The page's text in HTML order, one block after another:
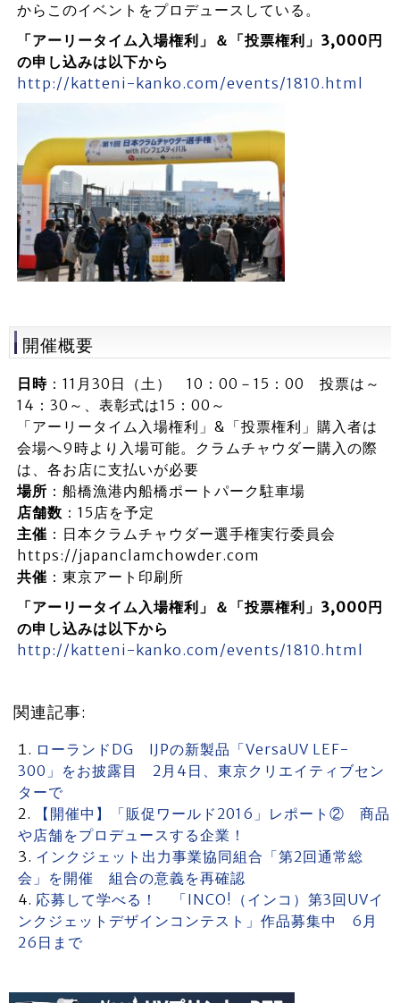
からこのイベントをプロデュースしている。
「アーリータイム入場権利」＆「投票権利」3,000円
の申し込みは以下から
http://katteni-kanko.com/events/1810.html
開催概要
日時：11月30日（土） 10：00－15：00 投票は～
14：30～、表彰式は15：00～
「アーリータイム入場権利」&「投票権利」購入者は
会場へ9時より入場可能。クラムチャウダー購入の際
は、各お店に支払いが必要
場所 ：船橋漁港内船橋ポートパーク駐車場
店舗数 ：15店を予定
主催 ：日本クラムチャウダー選手権実行委員会
https://japanclamchowder.com
共催 ：東京アート印刷所
「アーリータイム入場権利」＆「投票権利」3,000円
の申し込みは以下から
http://katteni-kanko.com/events/1810.html
関連記事:
ローランドDG IJPの新製品「VersaUV LEF-
300」をお披露目 2月4日、東京クリエイティブセン
ターで
【開催中】「販促ワールド2016」レポート② 商品
や店舗をプロデュースする企業！
インクジェット出力事業協同組合「第2回通常総
会」を開催 組合の意義を再確認
応募して学べる！ 「INCO!（インコ）第3回UVイ
ンクジェットデザインコンテスト」作品募集中 6月
26日まで